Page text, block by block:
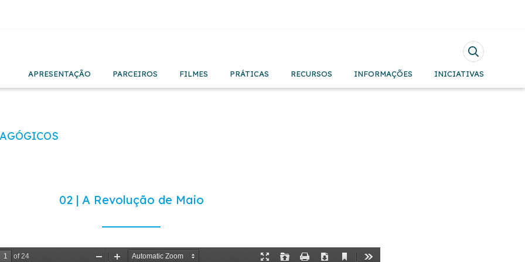
APRESENTAÇÃO PARCEIROS FILMES PRÁTICAS RECURSOS INFORMAÇÕES INICIATIVAS
02 | A Revolução de Maio